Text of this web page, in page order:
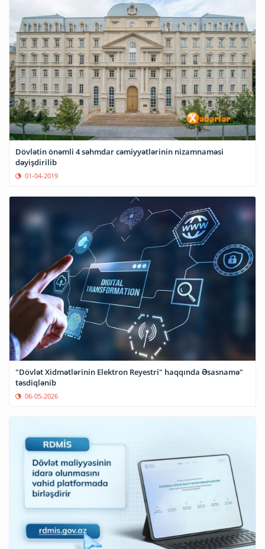
Dövlətin önəmli 4 səhmdar cəmiyyətlərinin nizamnaməsi
dəyişdirilib
01-04-2019
"Dövlət Xidmətlərinin Elektron Reyestri" haqqında Əsasnamə"
təsdiqlənib
06-05-2026